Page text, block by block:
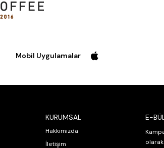
Mobil Uygulamalar
KURUMSAL
Hakkımızda
İletişim
E-